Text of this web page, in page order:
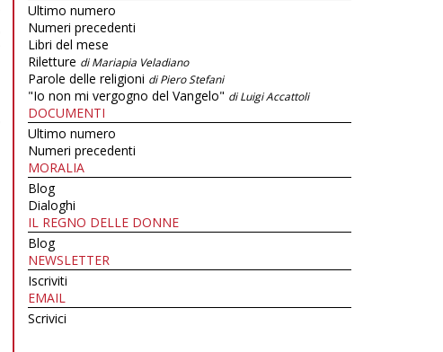
Ultimo numero
Numeri precedenti
Libri del mese
Riletture di Mariapia Veladiano
Parole delle religioni di Piero Stefani
"Io non mi vergogno del Vangelo" di Luigi Accattoli
DOCUMENTI
Ultimo numero
Numeri precedenti
MORALIA
Blog
Dialoghi
IL REGNO DELLE DONNE
Blog
NEWSLETTER
Iscriviti
EMAIL
Scrivici